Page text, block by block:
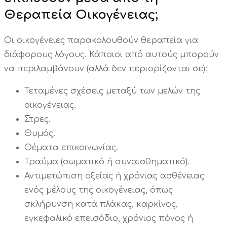
Θεραπεία Οικογένειας;
Οι οικογένειες παρακολουθούν θεραπεία για
διάφορους λόγους. Κάποιοι από αυτούς μπορούν
να περιλαμβάνουν (αλλά δεν περιορίζονται σε):
Τεταμένες σχέσεις μεταξύ των μελών της
οικογένειας.
Στρες.
Θυμός.
Θέματα επικοινωνίας.
Τραύμα (σωματικό ή συναισθηματικό).
Αντιμετώπιση οξείας ή χρόνιας ασθένειας
ενός μέλους της οικογένειας, όπως
σκλήρυνση κατά πλάκας, καρκίνος,
εγκεφαλικό επεισόδιο, χρόνιος πόνος ή